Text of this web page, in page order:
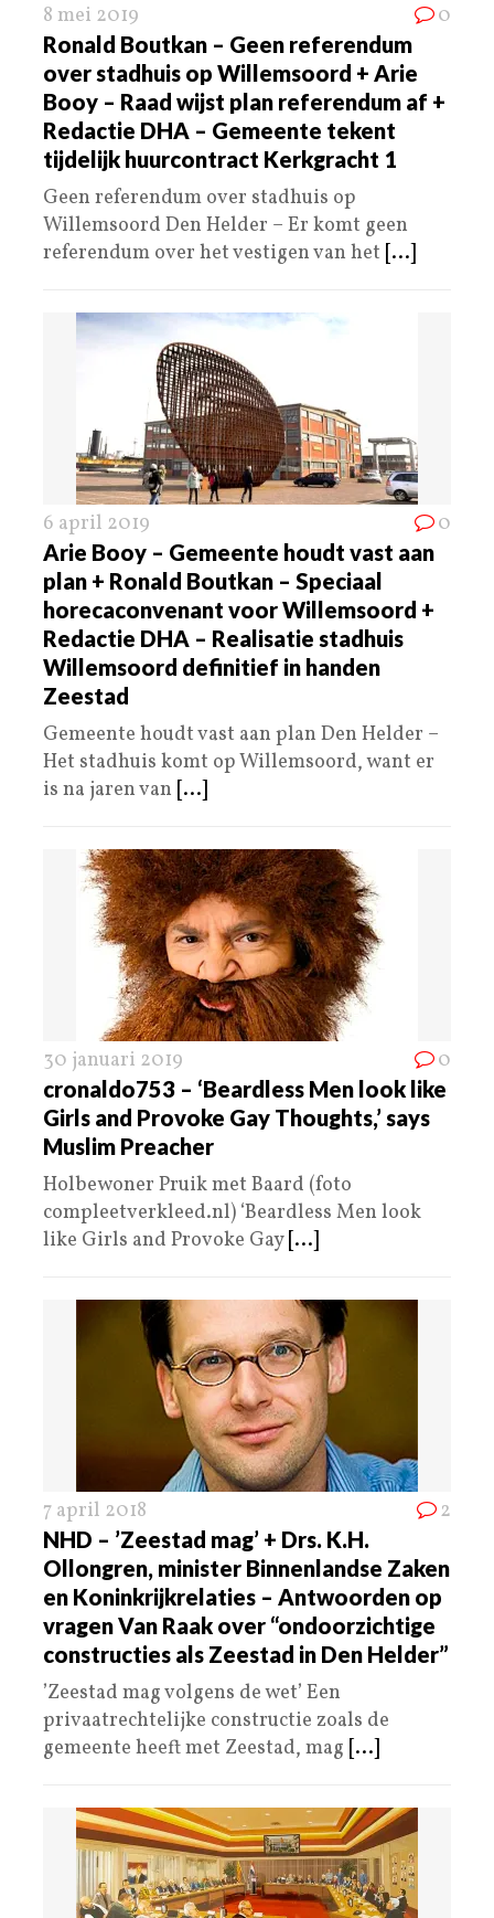
8 mei 2019 0
Ronald Boutkan – Geen referendum
over stadhuis op Willemsoord + Arie
Booy – Raad wijst plan referendum af +
Redactie DHA – Gemeente tekent
tijdelijk huurcontract Kerkgracht 1
Geen referendum over stadhuis op
Willemsoord Den Helder – Er komt geen
referendum over het vestigen van het [...]
6 april 2019 0
Arie Booy – Gemeente houdt vast aan
plan + Ronald Boutkan – Speciaal
horecaconvenant voor Willemsoord +
Redactie DHA – Realisatie stadhuis
Willemsoord definitief in handen
Zeestad
Gemeente houdt vast aan plan Den Helder –
Het stadhuis komt op Willemsoord, want er
is na jaren van [...]
30 januari 2019 0
cronaldo753 – ‘Beardless Men look like
Girls and Provoke Gay Thoughts,’ says
Muslim Preacher
Holbewoner Pruik met Baard (foto
compleetverkleed.nl) ‘Beardless Men look
like Girls and Provoke Gay [...]
7 april 2018 2
NHD – ’Zeestad mag’ + Drs. K.H.
Ollongren, minister Binnenlandse Zaken
en Koninkrijkrelaties – Antwoorden op
vragen Van Raak over “ondoorzichtige
constructies als Zeestad in Den Helder”
’Zeestad mag volgens de wet’ Een
privaatrechtelijke constructie zoals de
gemeente heeft met Zeestad, mag [...]